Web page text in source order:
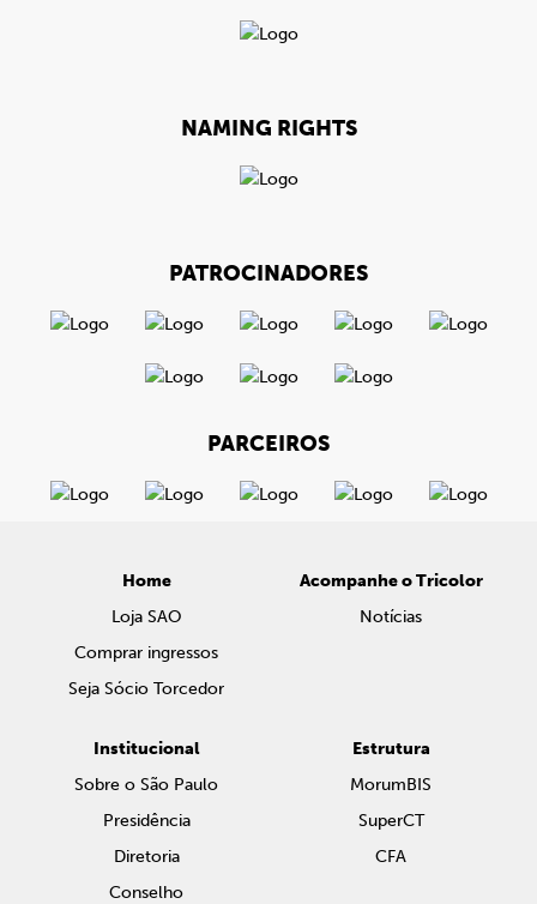
NAMING RIGHTS
PATROCINADORES
PARCEIROS
Home
Loja SAO
Comprar ingressos
Seja Sócio Torcedor
Acompanhe o Tricolor
Notícias
Institucional
Sobre o São Paulo
Presidência
Diretoria
Conselho
Estrutura
MorumBIS
SuperCT
CFA